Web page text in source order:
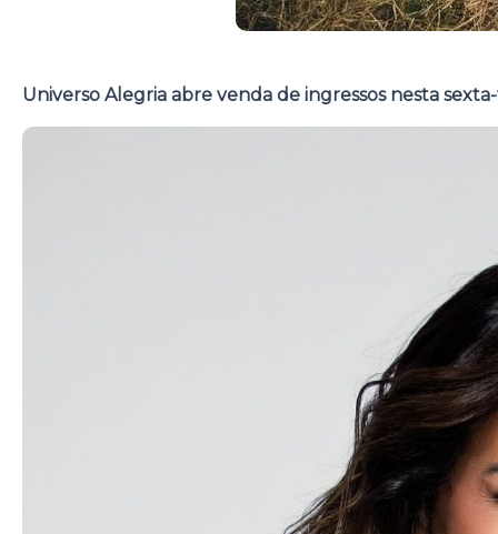
Universo Alegria abre venda de ingressos nesta